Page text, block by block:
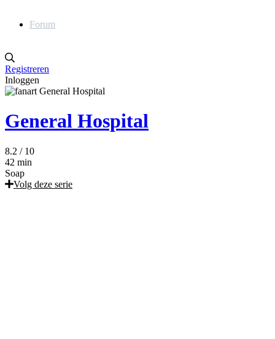
Forum
Registreren
Inloggen
General Hospital
8.2 / 10
42 min
Soap
Volg deze serie